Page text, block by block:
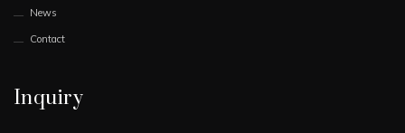
News
Contact
Inquiry